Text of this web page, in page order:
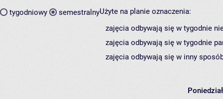
tygodniowy semestralnyUżyte na planie oznaczenia:
zajęcia odbywają się w tygodnie
zajęcia odbywają się w tygodnie
zajęcia odbywają się w inny